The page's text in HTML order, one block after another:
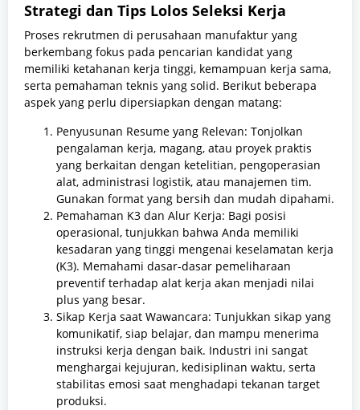
Strategi dan Tips Lolos Seleksi Kerja
Proses rekrutmen di perusahaan manufaktur yang
berkembang fokus pada pencarian kandidat yang
memiliki ketahanan kerja tinggi, kemampuan kerja sama,
serta pemahaman teknis yang solid. Berikut beberapa
aspek yang perlu dipersiapkan dengan matang:
Penyusunan Resume yang Relevan: Tonjolkan
pengalaman kerja, magang, atau proyek praktis
yang berkaitan dengan ketelitian, pengoperasian
alat, administrasi logistik, atau manajemen tim.
Gunakan format yang bersih dan mudah dipahami.
Pemahaman K3 dan Alur Kerja: Bagi posisi
operasional, tunjukkan bahwa Anda memiliki
kesadaran yang tinggi mengenai keselamatan kerja
(K3). Memahami dasar-dasar pemeliharaan
preventif terhadap alat kerja akan menjadi nilai
plus yang besar.
Sikap Kerja saat Wawancara: Tunjukkan sikap yang
komunikatif, siap belajar, dan mampu menerima
instruksi kerja dengan baik. Industri ini sangat
menghargai kejujuran, kedisiplinan waktu, serta
stabilitas emosi saat menghadapi tekanan target
produksi.